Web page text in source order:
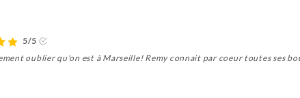
5/5
oublier qu'on est à Marseille! Remy connait par coeur toutes ses